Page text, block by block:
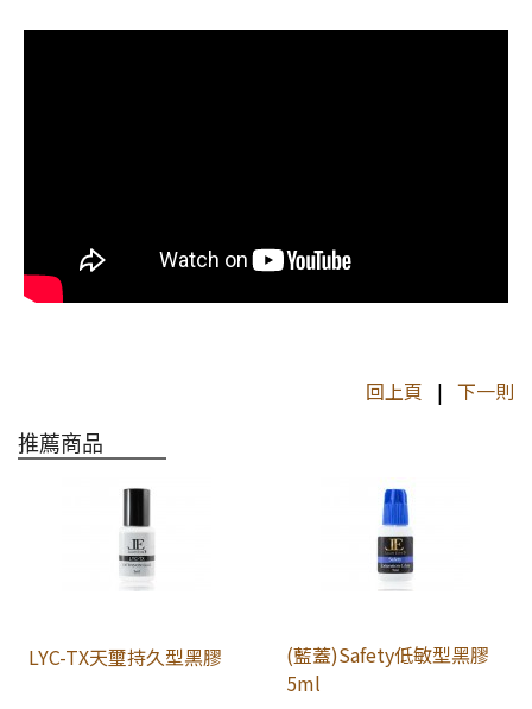
回上頁 | 下一則
推薦商品
LYC-TX天璽持久型黑膠
(藍蓋)Safety低敏型黑膠
5ml